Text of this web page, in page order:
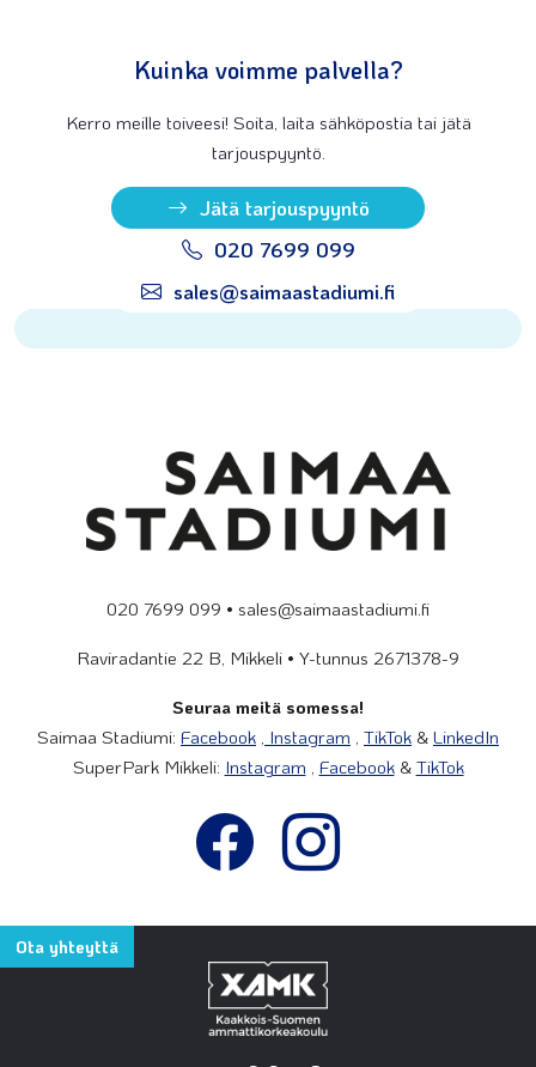
Kuinka voimme palvella?
Kerro meille toiveesi! Soita, laita sähköpostia tai jätä
tarjouspyyntö.
Jätä tarjouspyyntö
020 7699 099
sales@saimaastadiumi.fi
020 7699 099 • sales@saimaastadiumi.fi
Raviradantie 22 B, Mikkeli • Y-tunnus 2671378-9
Seuraa meitä somessa!
Saimaa Stadiumi: Facebook , Instagram , TikTok & LinkedIn
SuperPark Mikkeli: Instagram , Facebook& TikTok
Ota yhteyttä